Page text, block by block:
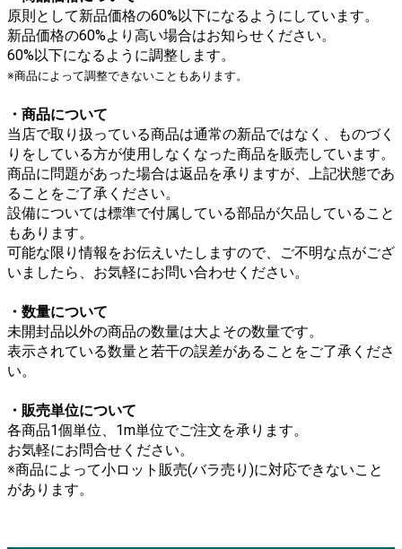
原則として新品価格の60%以下になるようにしています。
新品価格の60%より高い場合はお知らせください。
60%以下になるように調整します。
※商品によって調整できないこともあります。
・商品について
当店で取り扱っている商品は通常の新品ではなく、ものづく
りをしている方が使用しなくなった商品を販売しています。
商品に問題があった場合は返品を承りますが、上記状態であ
ることをご了承ください。
設備については標準で付属している部品が欠品していること
もあります。
可能な限り情報をお伝えいたしますので、ご不明な点がござ
いましたら、お気軽にお問い合わせください。
・数量について
未開封品以外の商品の数量は大よその数量です。
表示されている数量と若干の誤差があることをご了承くださ
い。
・販売単位について
各商品1個単位、1m単位でご注文を承ります。
お気軽にお問合せください。
※商品によって小ロット販売(バラ売り)に対応できないこと
があります。